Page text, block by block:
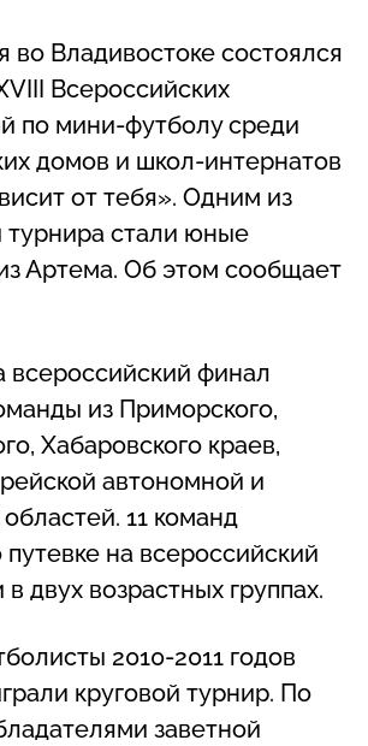
во Владивостоке состоялся
Всероссийских
по мини-футболу среди
домов и школ-интернатов
от тебя». Одним из
турнира стали юные
Артема. Об этом сообщает
всероссийский финал
из Приморского,
Хабаровского краев,
автономной и
11 команд
путевке на всероссийский
двух возрастных группах.
2010-2011 годов
круговой турнир. По
заветной